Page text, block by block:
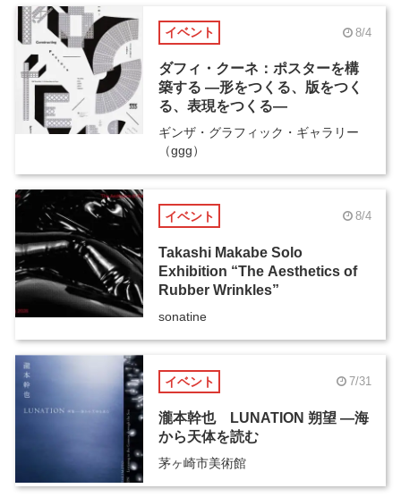
イベント 8/4
ダフィ・クーネ：ポスターを構
築する ―形をつくる、版をつく
る、表現をつくる―
ギンザ・グラフィック・ギャラリー
（ggg）
イベント 8/4
Takashi Makabe Solo
Exhibition “The Aesthetics of
Rubber Wrinkles”
sonatine
イベント 7/31
瀧本幹也 LUNATION 朔望 ―海
から天体を読む
茅ヶ崎市美術館